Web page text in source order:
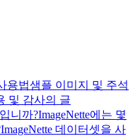
용법샘플 이미지 및 주석
및 감사의 글
니까?ImageNette에는 몇
ImageNette 데이터셋을 사